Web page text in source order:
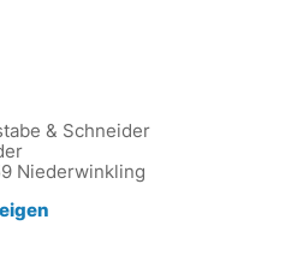
& Schneider
Niederwinkling